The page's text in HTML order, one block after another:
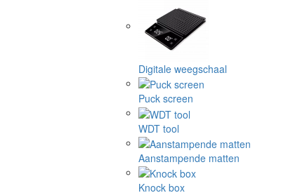
Digitale weegschaal
Puck screen
WDT tool
Aanstampende matten
Knock box